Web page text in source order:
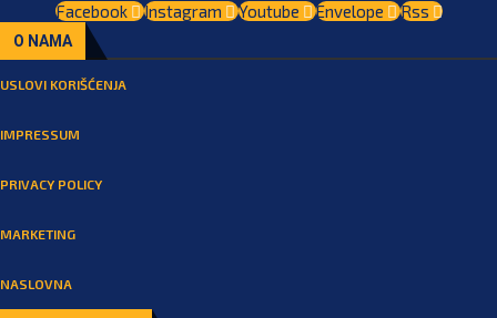
Facebook Instagram Youtube Envelope Rss
O NAMA
USLOVI KORIŠĆENJA
IMPRESSUM
PRIVACY POLICY
MARKETING
NASLOVNA